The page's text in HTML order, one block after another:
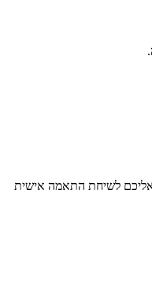
לשיחת התאמה אישית